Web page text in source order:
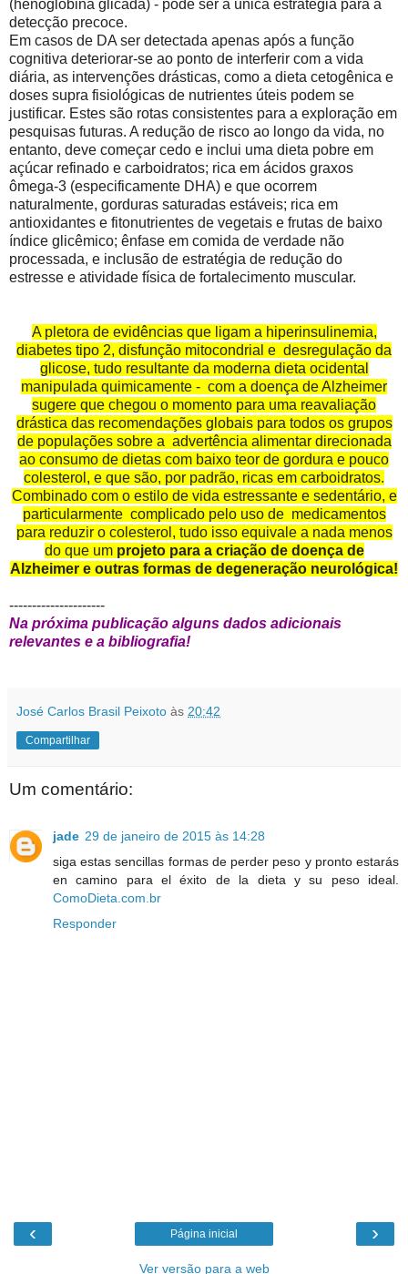
(henoglobina glicada) - pode ser a única estratégia para a
detecção precoce.
Em casos de DA ser detectada apenas após a função
cognitiva deteriorar-se ao ponto de interferir com a vida
diária, as intervenções drásticas, como a dieta cetogênica e
doses supra fisiológicas de nutrientes úteis podem se
justificar. Estes são rotas consistentes para a exploração em
pesquisas futuras. A redução de risco ao longo da vida, no
entanto, deve começar cedo e inclui uma dieta pobre em
açúcar refinado e carboidratos; rica em ácidos graxos
ômega-3 (especificamente DHA) e que ocorrem
naturalmente, gorduras saturadas estáveis; rica em
antioxidantes e fitonutrientes de vegetais e frutas de baixo
índice glicêmico; ênfase em comida de verdade não
processada, e inclusão de estratégia de redução do
estresse e atividade física de fortalecimento muscular.
A pletora de evidências que ligam a hiperinsulinemia,
diabetes tipo 2, disfunção mitocondrial e desregulação da
glicose, tudo resultante da moderna dieta ocidental
manipulada quimicamente - com a doença de Alzheimer
sugere que chegou o momento para uma reavaliação
drástica das recomendações globais para todos os grupos
de populações sobre a advertência alimentar direcionada
ao consumo de dietas com baixo teor de gordura e pouco
colesterol, e que são, por padrão, ricas em carboidratos.
Combinado com o estilo de vida estressante e sedentário, e
particularmente complicado pelo uso de medicamentos
para reduzir o colesterol, tudo isso equivale a nada menos
do que umprojeto para a criação de doença de
Alzheimer e outras formas de degeneração neurológica!
---------------------
Na próxima publicação alguns dados adicionais
relevantes e a bibliografia!
José Carlos Brasil Peixoto às 20:42
Compartilhar
Um comentário:
jade 29 de janeiro de 2015 às 14:28
siga estas sencillas formas de perder peso y pronto estarás
en camino para el éxito de la dieta y su peso ideal.
ComoDieta.com.br
Responder
‹ ›
Página inicial
Ver versão para a web